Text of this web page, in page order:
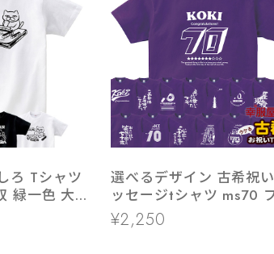
ろ Tシャツ
チョンボ
ねこ 猫 服
選べるデザイン 古希祝
ッセージtシャツ ms70
ゼント 全16種類
¥2,250